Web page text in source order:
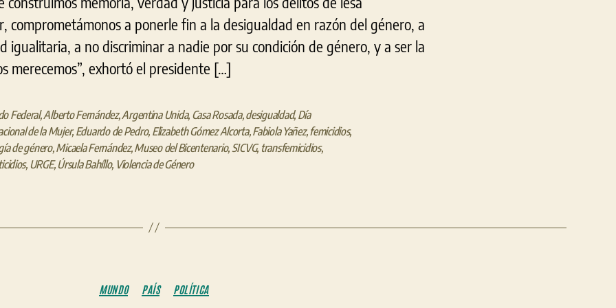
comprometámonos a ponerle fin a la desigualdad en razón del género, a
igualitaria, a no discriminar a nadie por su condición de género, y a ser la
merecemos”, exhortó el presidente […]
Federal,Alberto Fernández,Argentina Unida, Casa Rosada,desigualdad, Día
de la Mujer,Eduardo de Pedro, Elizabeth Gómez Alcorta,Fabiola Yañez,femicidios,
de género,Micaela Fernández,Museo del Bicentenario, SICVG, transfemicidios,
, URGE, Úrsula Bahíllo, Violencia de Género
Categorías
MUNDO PAÍS POLÍTICA